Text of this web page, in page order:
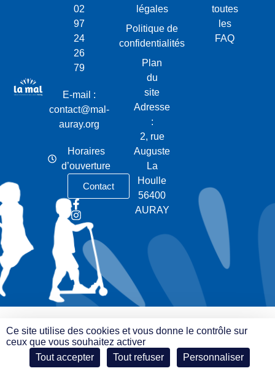
02
97
24
26
79
E-mail :
contact@mal-
auray.org
Horaires
d’ouverture
Contact
légales
Politique de
confidentialités
Plan
du
site
Adresse
:
2, rue
Auguste
La
Houlle
56400
AURAY
toutes
les
FAQ
Ce site utilise des cookies et vous donne le contrôle sur
ceux que vous souhaitez activer
Tout accepter
Tout refuser Personnaliser